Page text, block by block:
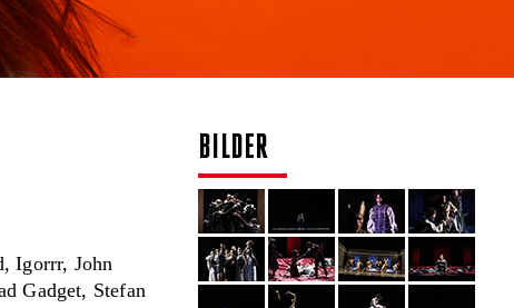
Igorrr, John
Gadget, Stefan
BILDER